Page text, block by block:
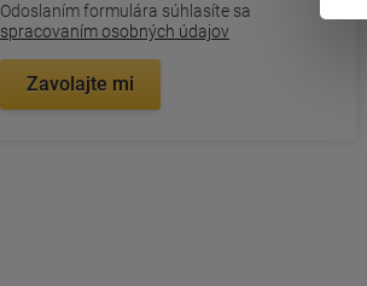
Odoslaním formulára súhlasíte sa
spracovaním osobných údajov
Zavolajte mi